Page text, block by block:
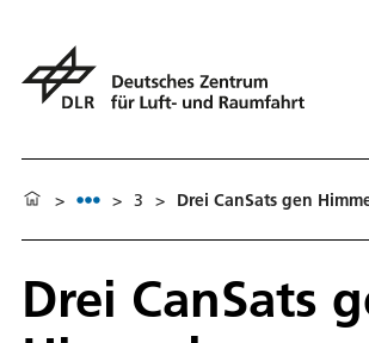
> > 3 > Drei CanSats gen
Drei CanSats